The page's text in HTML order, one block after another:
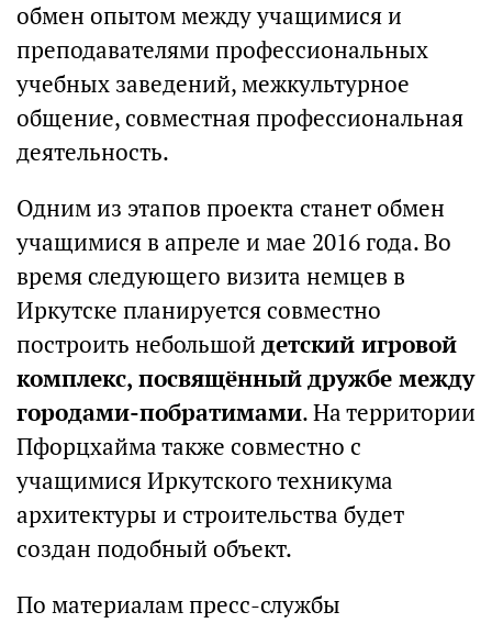
обмен опытом между учащимися и
преподавателями профессиональных
учебных заведений, межкультурное
общение, совместная профессиональная
деятельность.
Одним из этапов проекта станет обмен
учащимися в апреле и мае 2016 года. Во
время следующего визита немцев в
Иркутске планируется совместно
построить небольшой детский игровой
комплекс, посвящённый дружбе между
городами-побратимами. На территории
Пфорцхайма также совместно с
учащимися Иркутского техникума
архитектуры и строительства будет
создан подобный объект.
По материалам пресс-службы